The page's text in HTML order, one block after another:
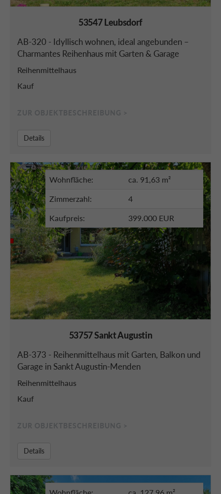
53547 Leubsdorf
AB-320 - Idyllisch wohnen, ideal angebunden –
Charmantes Reihenhaus mit Garten & Garage
Reihenmittelhaus
Kauf
Details
Wohnfläche: ca. 91,63 m²
Zimmerzahl: 4
Kaufpreis: 399.000 EUR
53757 Sankt Augustin
AB-373 - Reihenmittelhaus mit Garten, Balkon und
Garage in Sankt Augustin-Menden
Reihenmittelhaus
Kauf
Details